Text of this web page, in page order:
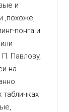
и
,похоже,
понга и
Павлову,
на
табличках